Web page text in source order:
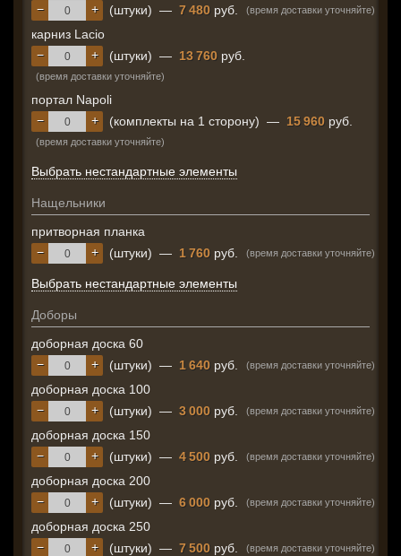
+
− (штуки) — 7 480 руб. (время доставки уточняйте)
карниз Lacio
+
− (штуки) — 13 760 руб.
(время доставки уточняйте)
портал Napoli
+
− (комплекты на 1 сторону) — 15 960 руб.
(время доставки уточняйте)
Выбрать нестандартные элементы
Нащельники
притворная планка
+
− (штуки) — 1 760 руб. (время доставки уточняйте)
Выбрать нестандартные элементы
Доборы
доборная доска 60
+
− (штуки) — 1 640 руб. (время доставки уточняйте)
доборная доска 100
+
− (штуки) — 3 000 руб. (время доставки уточняйте)
доборная доска 150
+
− (штуки) — 4 500 руб. (время доставки уточняйте)
доборная доска 200
+
− (штуки) — 6 000 руб. (время доставки уточняйте)
доборная доска 250
+
− (штуки) — 7 500 руб. (время доставки уточняйте)